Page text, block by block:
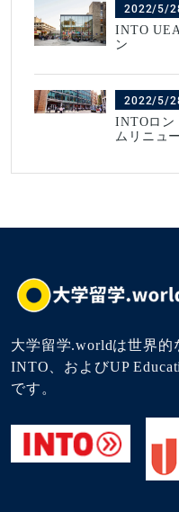
2022/5/
INTO
ン
2022/5/
INTOロン
ムリニュ
大学留学.worldは世界的
INTO、およびUP
です。